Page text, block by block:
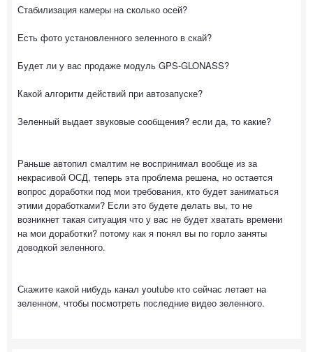
Стабилизация камеры на сколько осей?
Есть фото установленного зеленного в скай?
Будет ли у вас продаже модуль GPS-GLONASS?
Какой алгоритм действий при автозапуске?
Зеленный выдает звуковые сообщения? если да, то какие?
Раньше автопил смалтим не воспринимал вообще из за
некрасивой ОСД, теперь эта проблема решена, но остается
вопрос доработки под мои требования, кто будет заниматься
этими доработками? Если это будете делать вы, то не
возникнет такая ситуация что у вас не будет хватать времени
на мои доработки? потому как я понял вы по горло заняты
доводкой зеленного.
Скажите какой нибудь канал youtube кто сейчас летает на
зеленном, чтобы посмотреть последние видео зеленного.